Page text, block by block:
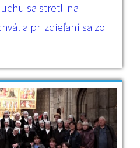
sa stretli na
a pri zdieľaní sa zo